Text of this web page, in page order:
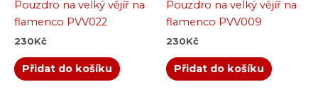
Pouzdro na velký vějíř na
flamenco PVV022
230Kč
Přidat do košíku
Pouzdro na velký vějíř na
flamenco PVV009
230Kč
Přidat do košíku